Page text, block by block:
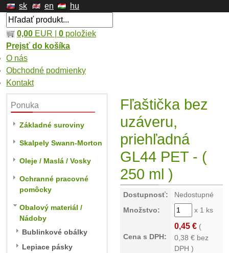
sk en hu
0,00 EUR | 0 položiek
Prejsť do košíka
O nás
Obchodné podmienky
Kontakt
Ponuka
Základné suroviny
Skalpely Swann-Morton
Oleje / Maslá / Vosky
Ochranné pracovné
pomôcky
Obalový materiál /
Nádoby
Bublinkové obálky
Lepiace pásky
Fľaštička bez
uzáveru,
priehľadná
GL44 PET - (
250 ml )
Dostupnosť:
Nedostupné
Množstvo:
x 1 ks
Cena s DPH:
0,45 € (
0,38 € bez
DPH )